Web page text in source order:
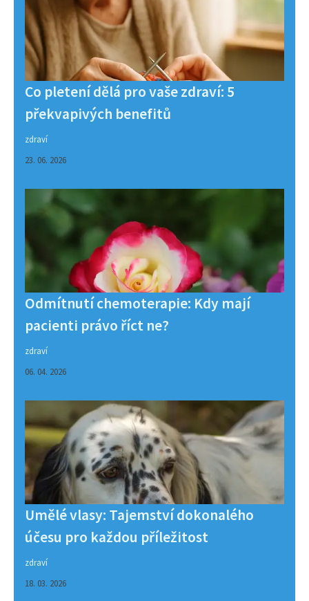
Co pletení dělá pro vaše zdraví: 5
překvapivých benefitů
zdraví
23. 06. 2026
Odmítnutí chemoterapie: Kdy mají
pacienti právo říct ne?
zdraví
06. 04. 2026
Umělé vlasy: Tajemství dokonalého
účesu pro každou příležitost
zdraví
18. 03. 2026